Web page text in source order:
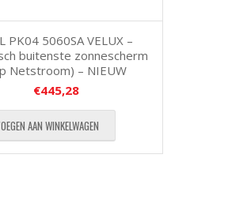
PK04 5060SA VELUX –
buitenste zonnescherm
Netstroom) – NIEUW
€445,28
AAN WINKELWAGEN